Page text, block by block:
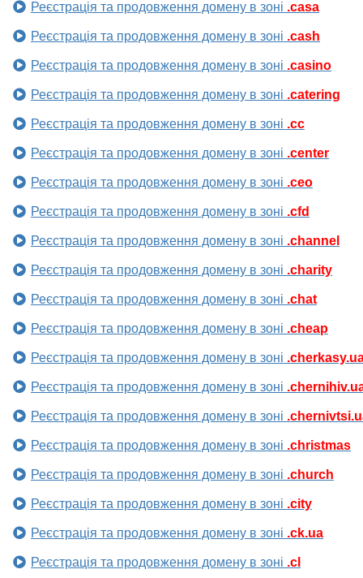
Реєстрація та продовження домену в зоні .casa
Реєстрація та продовження домену в зоні .cash
Реєстрація та продовження домену в зоні .casino
Реєстрація та продовження домену в зоні .catering
Реєстрація та продовження домену в зоні .cc
Реєстрація та продовження домену в зоні .center
Реєстрація та продовження домену в зоні .ceo
Реєстрація та продовження домену в зоні .cfd
Реєстрація та продовження домену в зоні .channel
Реєстрація та продовження домену в зоні .charity
Реєстрація та продовження домену в зоні .chat
Реєстрація та продовження домену в зоні .cheap
Реєстрація та продовження домену в зоні
Реєстрація та продовження домену в зоні
Реєстрація та продовження домену в зоні
Реєстрація та продовження домену в зоні .christmas
Реєстрація та продовження домену в зоні .church
Реєстрація та продовження домену в зоні .city
Реєстрація та продовження домену в зоні .ck.ua
Реєстрація та продовження домену в зоні .cl